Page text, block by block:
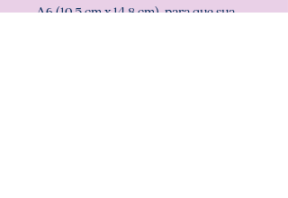
A6 (10,5 cm x 14,8 cm), para que sua